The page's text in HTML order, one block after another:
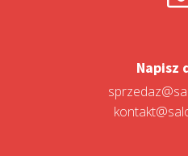
Napisz